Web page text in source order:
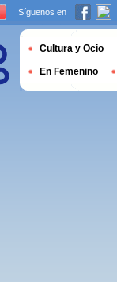
Síguenos en
Cultura y Ocio
En Femenino